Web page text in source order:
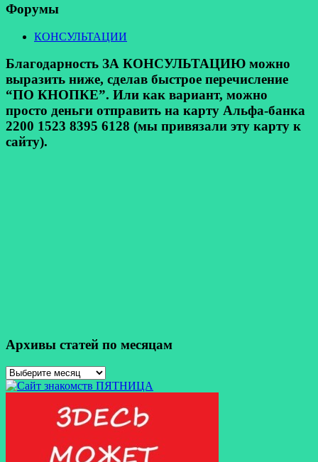
Форумы
КОНСУЛЬТАЦИИ
Благодарность ЗА КОНСУЛЬТАЦИЮ можно
выразить ниже, сделав быстрое перечисление
“ПО КНОПКЕ”. Или как вариант, можно
просто деньги отправить на карту Альфа-банка
2200 1523 8395 6128 (мы привязали эту карту к
сайту).
Архивы статей по месяцам
Архивы
статей